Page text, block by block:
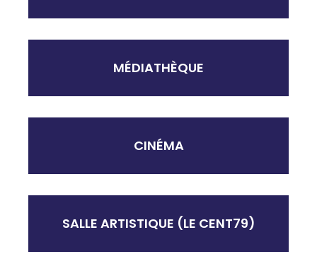
MÉDIATHÈQUE
CINÉMA
SALLE ARTISTIQUE (LE CENT79)